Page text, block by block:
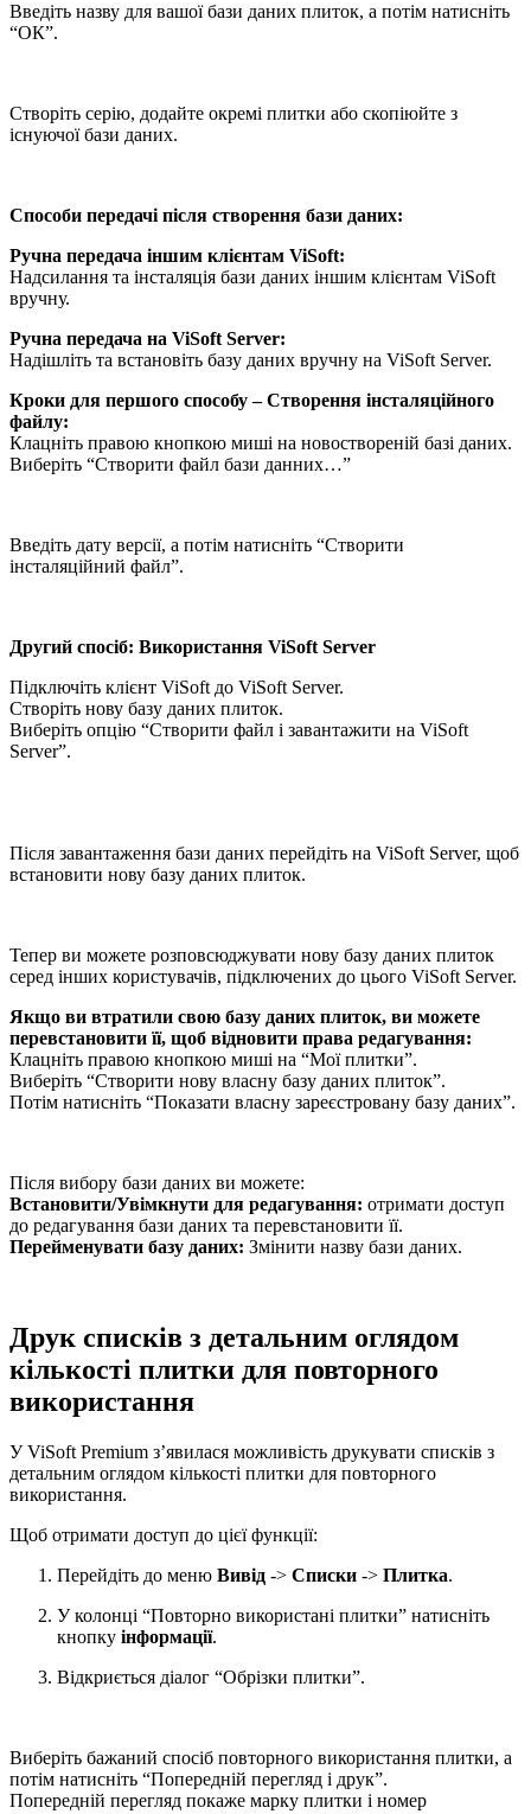
Введіть назву для вашої бази даних плиток, а потім натисніть
“ОК”.
Створіть серію, додайте окремі плитки або скопіюйте з
існуючої бази даних.
Способи передачі після створення бази даних:
Ручна передача іншим клієнтам ViSoft:
Надсилання та інсталяція бази даних іншим клієнтам ViSoft
вручну.
Ручна передача на ViSoft Server:
Надішліть та встановіть базу даних вручну на ViSoft Server.
Кроки для першого способу – Створення інсталяційного
файлу:
Клацніть правою кнопкою миші на новоствореній базі даних.
Виберіть “Створити файл бази данних…”
Введіть дату версії, а потім натисніть “Створити
інсталяційний файл”.
Другий спосіб: Використання ViSoft Server
Підключіть клієнт ViSoft до ViSoft Server.
Створіть нову базу даних плиток.
Виберіть опцію “Створити файл і завантажити на ViSoft
Server”.
Після завантаження бази даних перейдіть на ViSoft Server, щоб
встановити нову базу даних плиток.
Тепер ви можете розповсюджувати нову базу даних плиток
серед інших користувачів, підключених до цього ViSoft Server.
Якщо ви втратили свою базу даних плиток, ви можете
перевстановити її, щоб відновити права редагування:
Клацніть правою кнопкою миші на “Мої плитки”.
Виберіть “Створити нову власну базу даних плиток”.
Потім натисніть “Показати власну зареєстровану базу даних”.
Після вибору бази даних ви можете:
Встановити/Увімкнути для редагування: отримати доступ
до редагування бази даних та перевстановити її.
Перейменувати базу даних: Змінити назву бази даних.
Друк списків з детальним оглядом
кількості плитки для повторного
використання
У ViSoft Premium з’явилася можливість друкувати списків з
детальним оглядом кількості плитки для повторного
використання.
Щоб отримати доступ до цієї функції:
Перейдіть до меню Вивід -> Списки -> Плитка.
У колонці “Повторно використані плитки” натисніть
кнопку інформації.
Відкриється діалог “Обрізки плитки”.
Виберіть бажаний спосіб повторного використання плитки, а
потім натисніть “Попередній перегляд і друк”.
Попередній перегляд покаже марку плитки і номер